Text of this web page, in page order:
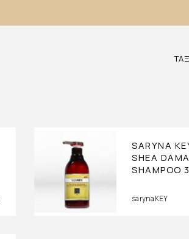
SARYNA
SHEA
SHAMPOO
sarynaKEY